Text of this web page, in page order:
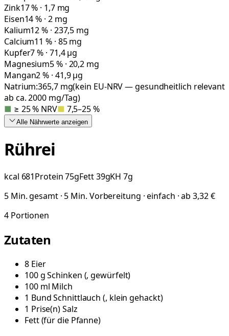
Zink17 % · 1,7 mg
Eisen14 % · 2 mg
Kalium12 % · 237,5 mg
Calcium11 % · 85 mg
Kupfer7 % · 71,4 µg
Magnesium5 % · 20,2 mg
Mangan2 % · 41,9 µg
Natrium:365,7mg(kein EU-NRV — gesundheitlich relevant
ab ca. 2000 mg/Tag)
■ ≥ 25 % NRV■ 7,5–25 %
Alle Nährwerte anzeigen
Rührei
kcal 681Protein 75gFett39gKH 7g
5 Min. gesamt · 5 Min. Vorbereitung · einfach · ab 3,32 €
4 Portionen
Zutaten
8 Eier
100gSchinken (, gewürfelt)
100 ml Milch
1 BundSchnittlauch (, klein gehackt)
1 Prise(n)Salz
Fett(für die Pfanne)